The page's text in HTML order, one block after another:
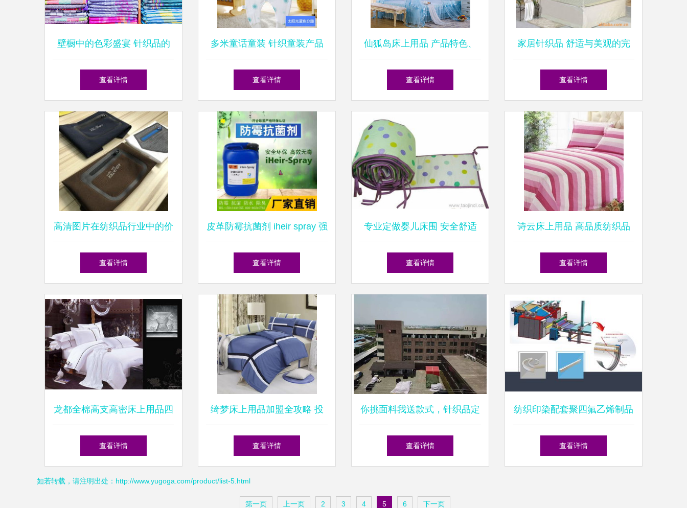
壁橱中的色彩盛宴 针织品的
时尚宣言
查看详情
多米童话童装 针织童装产品
展示与用户体验全解析
查看详情
仙狐岛床上用品 产品特色、
加盟优势与针织品分析
查看详情
家居针织品 舒适与美观的完
美融合
查看详情
高清图片在纺织品行业中的价
值与应用
查看详情
皮革防霉抗菌剂 iheir spray 强
效保护针织品280天的可靠选
查看详情
专业定做婴儿床围 安全舒适
的婴儿床上用品
查看详情
诗云床上用品 高品质纺织品
与加盟前景解析
查看详情
龙都全棉高支高密床上用品四
件套批发 229元高品质睡眠体
查看详情
绮梦床上用品加盟全攻略 投
资成本与连锁经营解析
查看详情
你挑面料我送款式，针织品定
制让您满意无忧
查看详情
纺织印染配套聚四氟乙烯制品
的应用与优势
查看详情
如若转载，请注明出处：http://www.yugoga.com/product/list-5.html
第一页 上一页 2 3 4 5 6 下一页